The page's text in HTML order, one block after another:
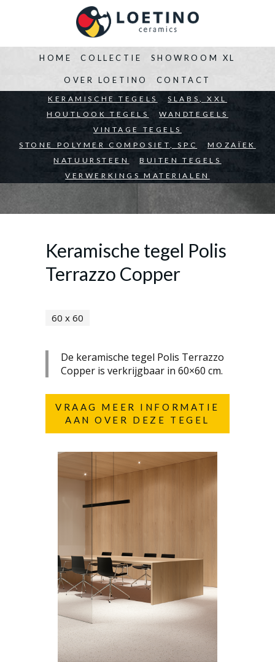
HOME
BEDRIJVEN ARCHITECTEN PARTICULIEREN
COLLECTIE
KERAMISCHE TEGELS
SLABS, XXL
HOUTLOOK TEGELS
WANDTEGELS
VINTAGE TEGELS
STONE POLYMER COMPOSIET, SPC
MOZAÏEK
NATUURSTEEN
BUITEN TEGELS
VERWERKINGS MATERIALEN
SHOWROOM XL
OVER LOETINO CONTACT
Keramische tegel Polis
Terrazzo Copper
60 x 60
De keramische tegel Polis Terrazzo
Copper is verkrijgbaar in 60×60 cm.
VRAAG MEER INFORMATIE
AAN OVER DEZE TEGEL